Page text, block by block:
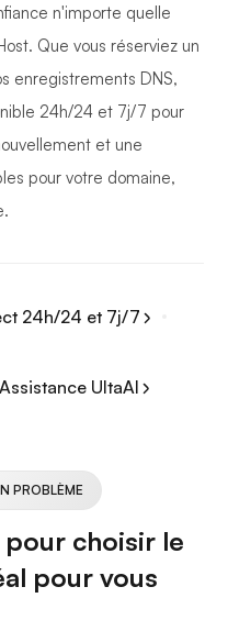
n'importe quelle
Que vous réserviez un
enregistrements DNS,
24h/24 et 7j/7 pour
et une
pour votre domaine,
24h/24 et 7j/7
Assistance UltaAI
PROBLÈME
choisir le
pour vous